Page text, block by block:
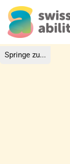
Springe zu...